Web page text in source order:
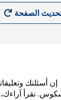
إن أسئلتك